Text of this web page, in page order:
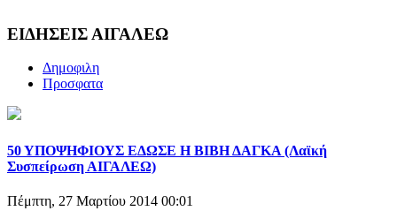
ΕΙΔΗΣΕΙΣ ΑΙΓΑΛΕΩ
Δημοφιλη
Προσφατα
50 ΥΠΟΨΗΦΙΟΥΣ ΕΔΩΣΕ Η ΒΙΒΗ ΔΑΓΚΑ (Λαϊκή
Συσπείρωση ΑΙΓΑΛΕΩ)
Πέμπτη, 27 Μαρτίου 2014 00:01